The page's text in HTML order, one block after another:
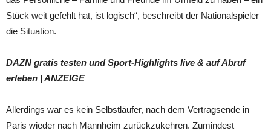
Stück weit gefehlt hat, ist logisch“, beschreibt der Nationalspieler
die Situation.
DAZN gratis testen und Sport-Highlights live & auf Abruf
erleben | ANZEIGE
Allerdings war es kein Selbstläufer, nach dem Vertragsende in
Paris wieder nach Mannheim zurückzukehren. Zumindest